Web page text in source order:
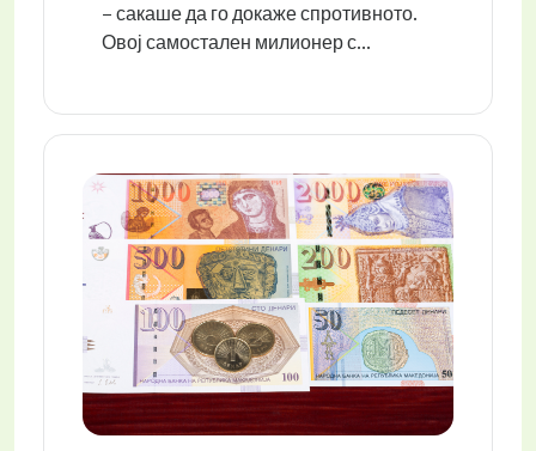
– сакаше да го докаже спротивното.
Овој самостален милионер с...